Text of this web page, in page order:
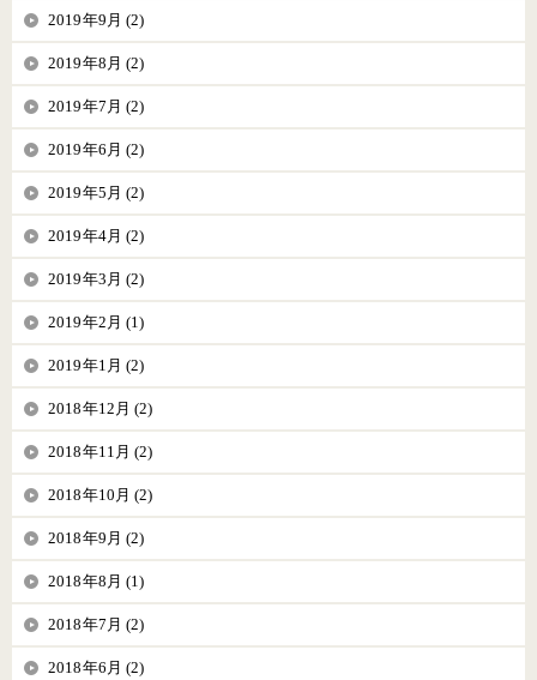
2019年9月 (2)
2019年8月 (2)
2019年7月 (2)
2019年6月 (2)
2019年5月 (2)
2019年4月 (2)
2019年3月 (2)
2019年2月 (1)
2019年1月 (2)
2018年12月 (2)
2018年11月 (2)
2018年10月 (2)
2018年9月 (2)
2018年8月 (1)
2018年7月 (2)
2018年6月 (2)